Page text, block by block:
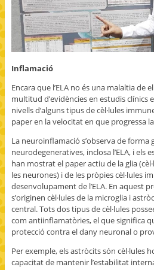
Inflamació
Encara que l’ELA no és una malaltia de
multitud d’evidències en estudis clínics
nivells d’alguns tipus de cèl·lules
paper en la velocitat en que progressa
La neuroinflamació s’observa de forma
neurodegeneratives, inclosa l’ELA, i els
han mostrat el paper actiu de la glia
les neurones) i de les pròpies cèl·lules
desenvolupament de l’ELA. En aquest
s’originen cèl·lules de la microglia i
central. Tots dos tipus de cèl·lules
com antiinflamatòries, el que significa
protecció contra el dany neuronal o
Per exemple, els astròcits són cèl·lules
capacitat de mantenir l’estabilitat